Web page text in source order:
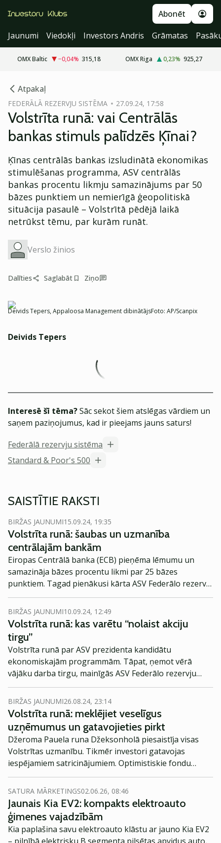
Abonēt
Jaunumi
Viedokļi Investors Andris Grāmatas
OMX Baltic −0,04% 315,18 OMX Riga 0,23% 925,27
Atpakaļ
FEDERĀLĀ REZERVJU SISTĒMA 27.09.24, 17:58
Volstrīta runā: vai Centrālās
bankas stimuls palīdzēs Ķīnai?
Ķīnas centrālās bankas izsludinātā ekonomikas
stimulēšanas programma, ASV centrālās
bankas procentu likmju samazinājums par 50
bāzes punktiem un nemierīgā ģeopolitiskā
situācija pasaulē – Volstrītā pēdējā laikā
netrūkst tēmu, par kurām runāt.
Verslo žinios
Dalīties Saglabāt Ziņo
Deivids Tepers, Appaloosa Management dibinātājsFoto: AP/Scanpix
Deivids Tepers
Interesē šī tēma?Sāc sekot šiem atslēgas vārdiem un
saņem paziņojumus, kad ir pieejams jauns saturs!
Federālā rezervju sistēma
Standard & Poor's 500
SAISTĪTIE RAKSTI
BIRŽAS JAUNUMI15.09.24, 19:35
Volstrīta runā: šaubas un uzmanība
centrālajām bankām
Eiropas Centrālā banka (ECB) pieņēma lēmumu un
samazināja bāzes procentu likmi par 25 bāzes
punktiem. Tagad pienākusi kārta ASV Federālo rezervju
sistēmai (FRS). Volstrīta mēģina kalibrēt investoru
vēlmes ar inflācijas un ekonomikas perspektīvām.
BIRŽAS JAUNUMI10.09.24, 12:49
Volstrīta runā: kas varētu “nolaist akciju
tirgu”
Volstrīta runā par ASV prezidenta kandidātu
ekonomiskajām programmām. Tāpat, ņemot vērā
vājāku darba tirgu, mainīgās ASV Federālo rezervju
bankas politikas perspektīvas un nepieciešamību – vai
tās trūkumu – samazināt procentu likmes par 50 bāzes
punktiem.
BIRŽAS JAUNUMI26.08.24, 23:14
Volstrīta runā: meklējiet veselīgus
uzņēmumus un gatavojieties pirkt
Džeroma Pauela runa Džeksonholā piesaistīja visas
Volstrītas uzmanību. Tikmēr investori gatavojas
iespējamiem satricinājumiem. Optimistiskie fondu
pārvaldnieki panikā pagaidām nekrīt, taču liela
uzmanība tiek pievērsta kvalitatīvu akciju atrašanai.
SATURA MĀRKETINGS02.06.26, 08:46
Jaunais Kia EV2: kompakts elektroauto
ģimenes vajadzībām
Kia paplašina savu elektroauto klāstu ar jauno Kia EV2